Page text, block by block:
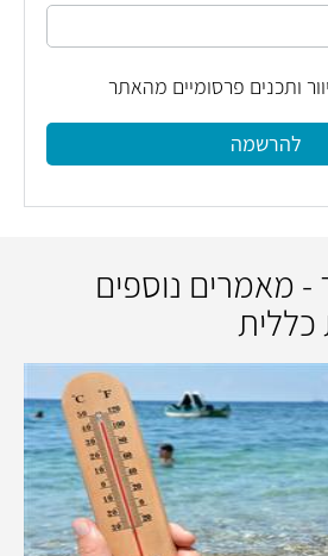
ותכנים פרסומיים מהאתר
להרשמה
- מאמרים נוספים
כללית